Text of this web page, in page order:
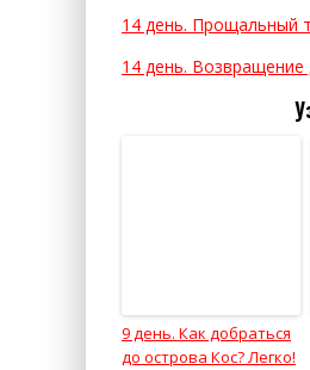
14 день. Прощальный
14 день.
9 день. Как добраться
до острова Кос? Легко!